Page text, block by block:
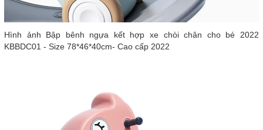
Hình ảnh Bập bênh ngựa kết hợp xe chòi chân cho bé 2022
KBBDC01 - Size 78*46*40cm- Cao cấp 2022